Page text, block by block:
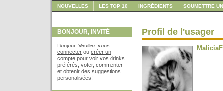
NOUVELLES LES TOP 10 INGRÉDIENTS SOUMETTRE
BONJOUR, INVITÉ
Bonjour. Veuillez vous
connecter ou créer un
compte pour voir vos drinks
préférés, voter, commenter
et obtenir des suggestions
personalisées!
Profil de l'usager